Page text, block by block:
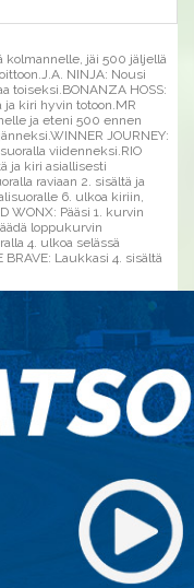
kolmannelle, jäi 500 jäljellä
NINJA: Nousi
toiseksi.BONANZA HOSS:
kiri hyvin totoon.MR
ja eteni 500 ennen
JOURNEY:
viidenneksi.RIO
ja kiri asiallisesti
raviaan 2. sisältä ja
6. ulkoa kiriin,
WONX: Pääsi 1. kurvin
loppukurvin
4. ulkoa selässä
Laukkasi 4. sisältä